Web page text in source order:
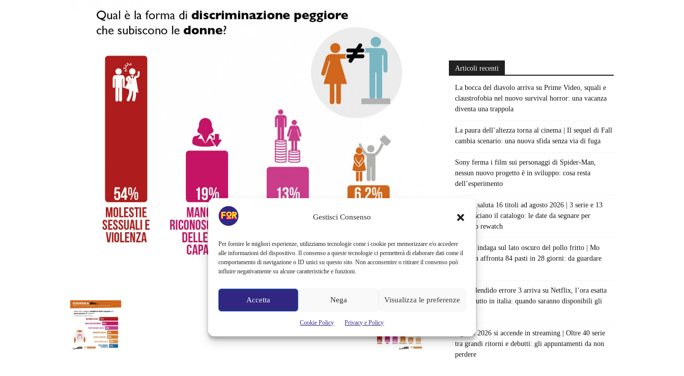
Gestisci Consenso
Per fornire le migliori esperienze, utilizziamo tecnologie come i cookie per memorizzare e/o accedere
alle informazioni del dispositivo. Il consenso a queste tecnologie ci permetterà di elaborare dati come il
comportamento di navigazione o ID unici su questo sito. Non acconsentire o ritirare il consenso può
influire negativamente su alcune caratteristiche e funzioni.
Accetta Nega Visualizza le preferenze
Cookie Policy Privacy e Policy
Articoli recenti
La bocca del diavolo arriva su Prime Video, squali e
claustrofobia nel nuovo survival horror: una vacanza
diventa una trappola
La paura dell’altezza torna al cinema | Il sequel di Fall
cambia scenario: una nuova sfida senza via di fuga
Sony ferma i film sui personaggi di Spider-Man,
nessun nuovo progetto è in sviluppo: cosa resta
dell’esperimento
Netflix saluta 16 titoli ad agosto 2026 | 3 serie e 13
film lasciano il catalogo: le date da segnare per
l’ultimo rewatch
Netflix indaga sul lato oscuro del pollo fritto | Mo
Gilligan affronta 84 pasti in 28 giorni: da guardare
Uno splendido errore 3 arriva su Netflix, l’ora esatta
del debutto in italia: quando saranno disponibili gli
Agosto 2026 si accende in streaming | Oltre 40 serie
tra grandi ritorni e debutti: gli appuntamenti da non
perdere